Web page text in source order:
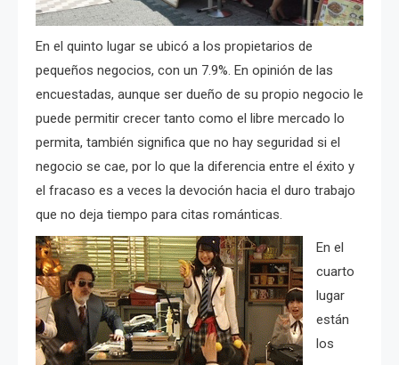
En el quinto lugar se ubicó a los propietarios de
pequeños negocios, con un 7.9%. En opinión de las
encuestadas, aunque ser dueño de su propio negocio le
puede permitir crecer tanto como el libre mercado lo
permita, también significa que no hay seguridad si el
negocio se cae, por lo que la diferencia entre el éxito y
el fracaso es a veces la devoción hacia el duro trabajo
que no deja tiempo para citas románticas.
En el
cuarto
lugar
están
los